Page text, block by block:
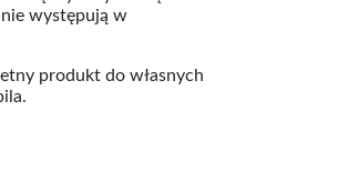
występują w
produkt do własnych